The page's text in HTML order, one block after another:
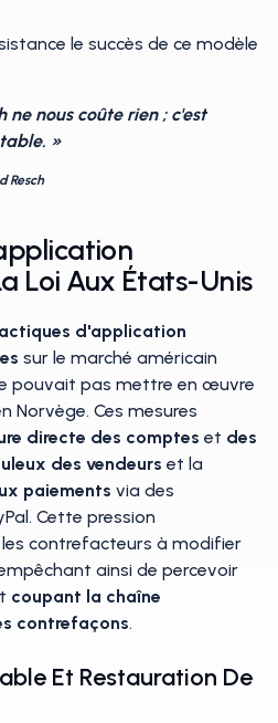
le succès de ce modèle
ne nous coûte rien ; c'est
»
Resch
Loi Aux États-Unis
d'application
sur le marché américain
pouvait pas mettre en œuvre
Norvège. Ces mesures
directe des comptes et des
des vendeurs et la
paiements via des
Cette pression
contrefacteurs à modifier
ainsi de percevoir
coupant la chaîne
contrefaçons.
Et Restauration De